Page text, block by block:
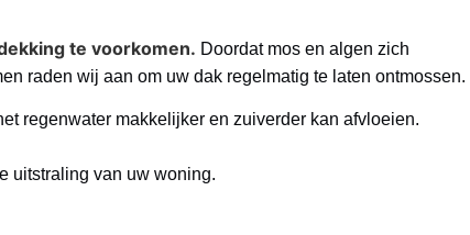
te voorkomen. Doordat mos en algen zich
raden wij aan om uw dak regelmatig te laten ontmossen.
regenwater makkelijker en zuiverder kan afvloeien.
uitstraling van uw woning.